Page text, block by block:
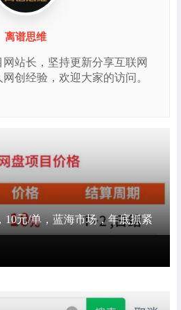
离谱思维
站长，坚持更新分享互联网
创经验，欢迎大家的访问。
10元/单，蓝海市场，年底抓紧